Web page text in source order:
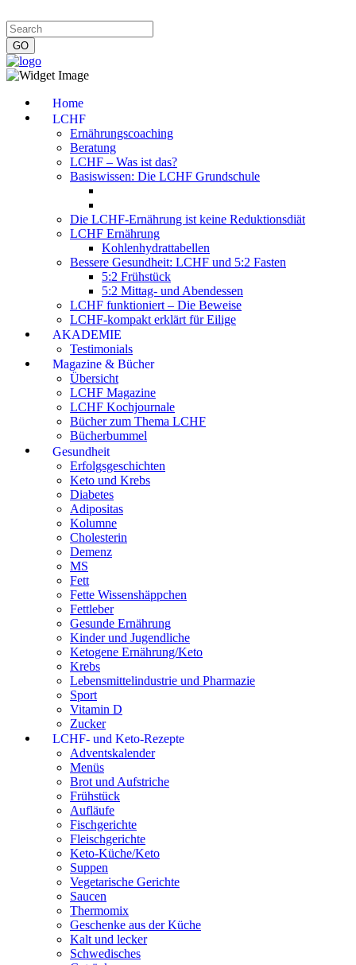
Home
LCHF
Ernährungscoaching
Beratung
LCHF – Was ist das?
Basiswissen: Die LCHF Grundschule
Die LCHF-Ernährung ist keine Reduktionsdiät
LCHF Ernährung
Kohlenhydrattabellen
Bessere Gesundheit: LCHF und 5:2 Fasten
5:2 Frühstück
5:2 Mittag- und Abendessen
LCHF funktioniert – Die Beweise
LCHF-kompakt erklärt für Eilige
AKADEMIE
Testimonials
Magazine & Bücher
Übersicht
LCHF Magazine
LCHF Kochjournale
Bücher zum Thema LCHF
Bücherbummel
Gesundheit
Erfolgsgeschichten
Keto und Krebs
Diabetes
Adipositas
Kolumne
Cholesterin
Demenz
MS
Fett
Fette Wissenshäppchen
Fettleber
Gesunde Ernährung
Kinder und Jugendliche
Ketogene Ernährung/Keto
Krebs
Lebensmittelindustrie und Pharmazie
Sport
Vitamin D
Zucker
LCHF- und Keto-Rezepte
Adventskalender
Menüs
Brot und Aufstriche
Frühstück
Aufläufe
Fischgerichte
Fleischgerichte
Keto-Küche/Keto
Suppen
Vegetarische Gerichte
Saucen
Thermomix
Geschenke aus der Küche
Kalt und lecker
Schwedisches